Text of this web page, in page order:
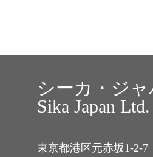
シーカ・ジ
Sika Japan Ltd.
東京都港区元赤坂1-2-7